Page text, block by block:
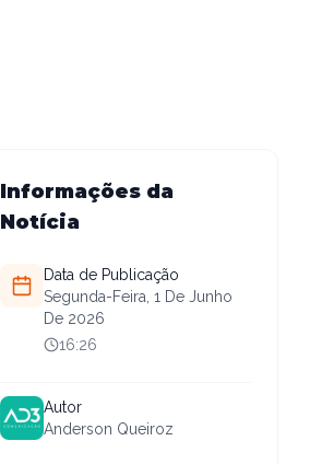
Informações da
Notícia
Data de Publicação
Segunda-Feira, 1 De Junho
De 2026
16:26
Autor
Anderson Queiroz